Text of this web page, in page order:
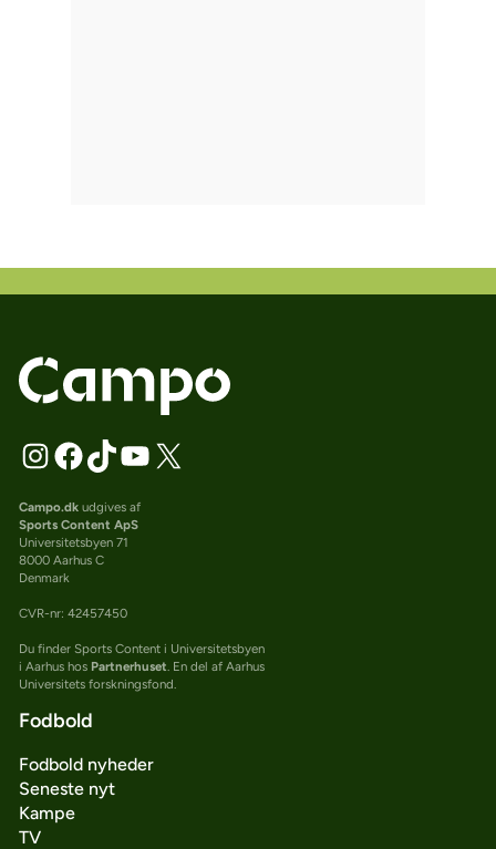
Campo.dkudgives af
Sports Content ApS
Universitetsbyen 71
8000 Aarhus C
Denmark
CVR-nr: 42457450
Du finder Sports Content i Universitetsbyen
i Aarhus hos Partnerhuset . En del af Aarhus
Universitets forskningsfond.
Fodbold
Fodbold nyheder
Seneste nyt
Kampe
TV